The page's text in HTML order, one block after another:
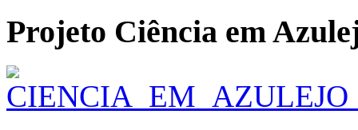
Projeto Ciência em